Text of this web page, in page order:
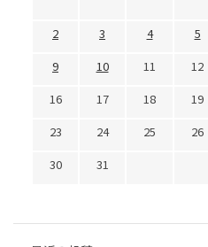
2
3 4 5
9
10 11 12
16
17 18 19
23
24 25 26
30
31